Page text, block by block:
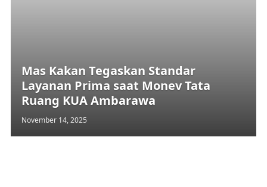
Mas Kakan Tegaskan Standar
Layanan Prima saat Monev Tata
Ruang KUA Ambarawa
November 14, 2025